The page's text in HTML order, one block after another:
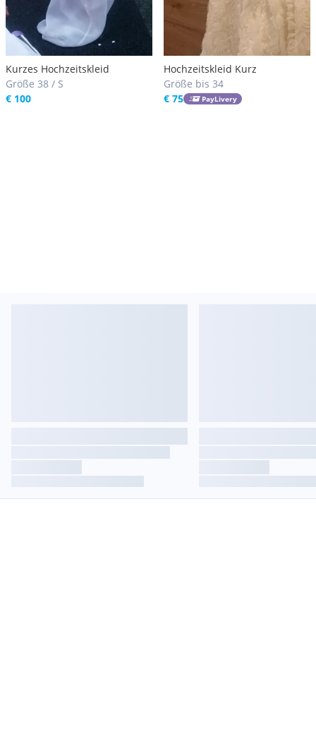
Kurzes Hochzeitskleid
Größe 38 / S
€ 100
Hochzeitskleid Kurz
Größe bis 34
€ 75
PayLivery